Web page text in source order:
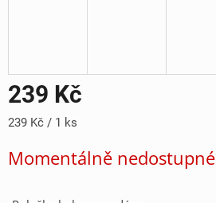
239 Kč
Měrná
239 Kč / 1 ks
Momentálně nedostupné